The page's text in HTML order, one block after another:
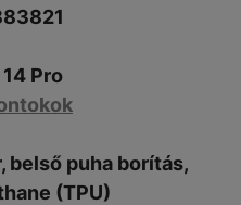
Pro
belső puha borítás,
(TPU)